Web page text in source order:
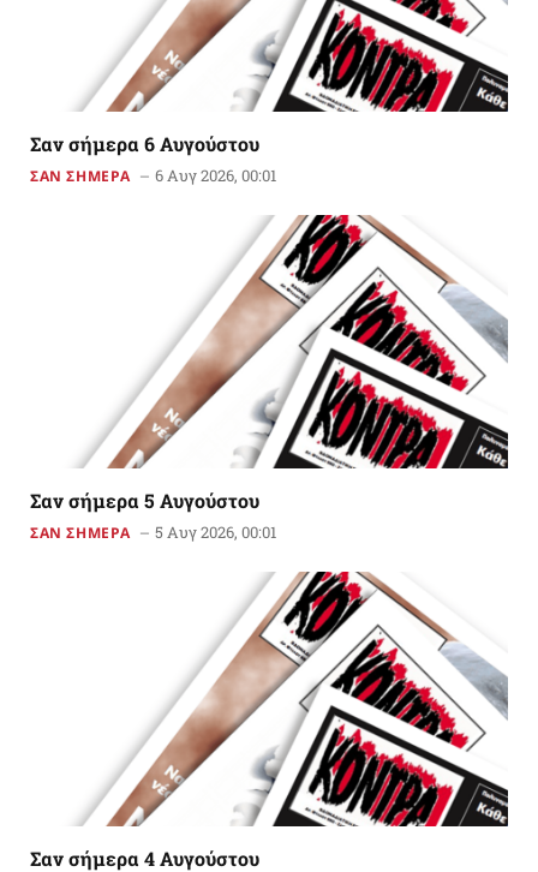
Σαν σήμερα 6 Αυγούστου
ΣΑΝ ΣΗΜΕΡΑ 6 Αυγ 2026, 00:01
Σαν σήμερα 5 Αυγούστου
ΣΑΝ ΣΗΜΕΡΑ 5 Αυγ 2026, 00:01
Σαν σήμερα 4 Αυγούστου